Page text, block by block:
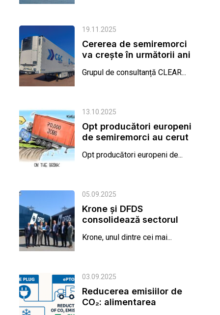
19.11.2025
Cererea de semiremorci
va crește în următorii ani
Grupul de consultanță CLEAR...
13.10.2025
Opt producători europeni
de semiremorci au cerut
Opt producători europeni de...
05.09.2025
Krone și DFDS
consolidează sectorul
livrare record...
Krone, unul dintre cei mai...
03.09.2025
Reducerea emisiilor de
CO₂: alimentarea